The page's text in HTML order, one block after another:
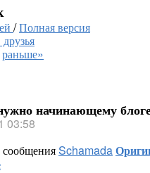
/Полная версия
раньше»
начинающему
03:58
сообщенияSchamada